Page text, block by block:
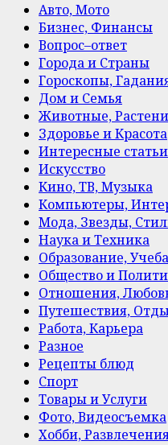
Авто, Мото
Бизнес, Финансы
Вопрос–ответ
Города и Страны
Гороскопы,
Дом и Семья
Животные,
Здоровье и Красота
Интересные статьи
Искусство
Кино, ТВ, Музыка
Компьютеры,
Мода, Звезды,
Наука и Техника
Образование, Учеба
Общество и
Отношения,
Путешествия,
Работа, Карьера
Разное
Рецепты блюд
Спорт
Товары и Услуги
Фото, Видеосъемка
Хобби,